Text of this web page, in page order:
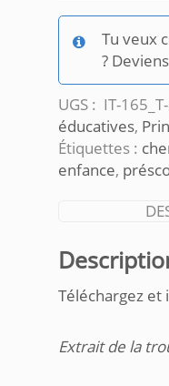
et
trouve
dans
le
royaume
Tu veux
?
UGS : IT-
éducatives,
Étiquettes :
enfance,
Téléchargez et
Extrait de la